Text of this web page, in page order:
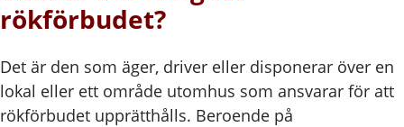
rökförbudet?
Det är den som äger, driver eller disponerar över en
lokal eller ett område utomhus som ansvarar för att
rökförbudet upprätthålls. Beroende på